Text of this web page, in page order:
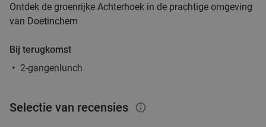
Ontdek de groenrijke Achterhoek in de prachtige omgeving
van Doetinchem
Bij terugkomst
2-gangenlunch
Selectie van recensies info_outlined